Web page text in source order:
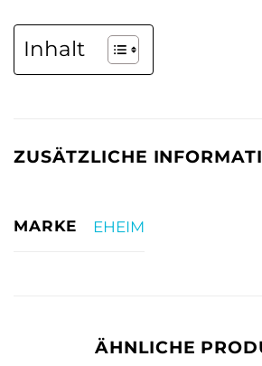
Inhalt
ZUSÄTZLICHE
MARKE EHEIM
ÄHNLICHE